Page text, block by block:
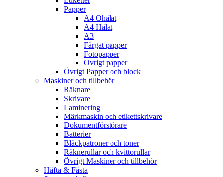
Papper
A4 Ohålat
A4 Hålat
A3
Färgat papper
Fotopapper
Övrigt papper
Övrigt Papper och block
Maskiner och tillbehör
Räknare
Skrivare
Laminering
Märkmaskin och etikettskrivare
Dokumentförstörare
Batterier
Bläckpatroner och toner
Räknerullar och kvittorullar
Övrigt Maskiner och tillbehör
Häfta & Fästa